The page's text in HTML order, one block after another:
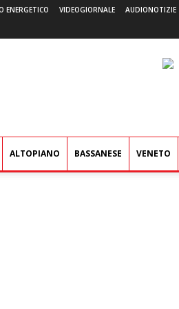
ENERGETICO VIDEOGIORNALE AUDIONOTIZIE
ALTOPIANO BASSANESE VENETO